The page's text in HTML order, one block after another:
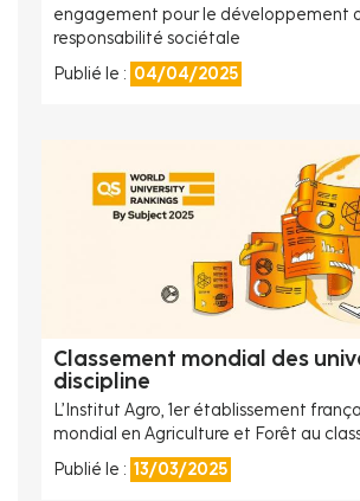
engagement pour le développement
responsabilité sociétale
Publié le : 04/04/2025
Classement mondial des
discipline
L’Institut Agro, 1er établissement
mondial en Agriculture et Forêt au
Publié le : 13/03/2025